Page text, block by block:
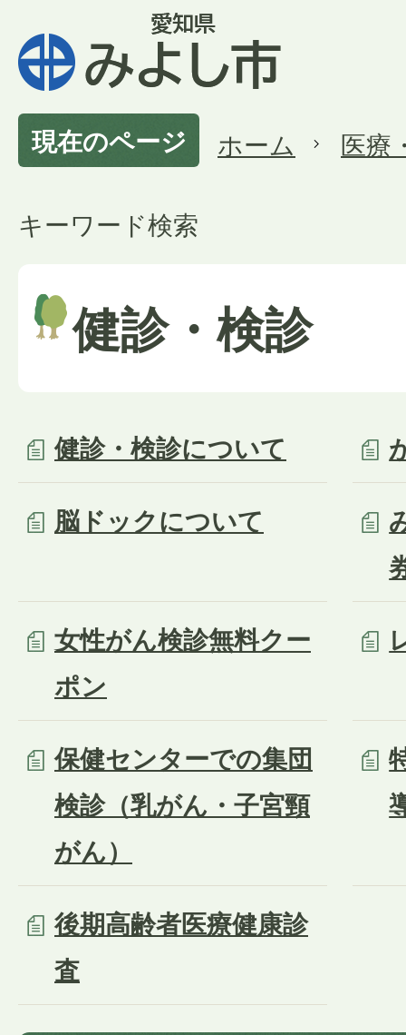
現在のページ ホーム 医療
キーワード検索
健診・検診
健診・検診について
脳ドックについて
女性がん検診無料クー
ポン
保健センターでの集団
検診（乳がん・子宮頸
がん）
後期高齢者医療健康診
査